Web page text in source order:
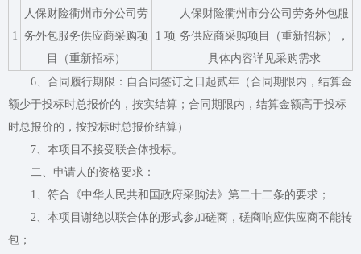
1
人保财险衢州市分公司劳
务外包服务供应商采购项
目（重新招标）
1 项
人保财险衢州市分公司劳务外包服
务供应商采购项目（重新招标），
具体内容详见采购需求
6、合同履行期限：自合同签订之日起贰年（合同期限内，结算金
额少于投标时总报价的，按实结算；合同期限内，结算金额高于投标
时总报价的，按投标时总报价结算）
7、本项目不接受联合体投标。
二、申请人的资格要求：
1、符合《中华人民共和国政府采购法》第二十二条的要求；
2、本项目谢绝以联合体的形式参加磋商，磋商响应供应商不能转
包；